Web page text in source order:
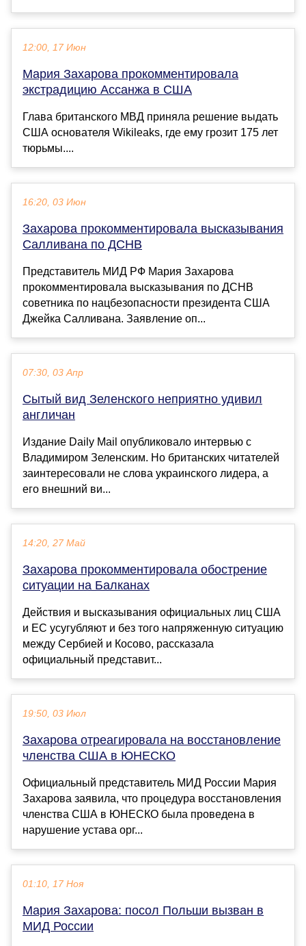
12:00, 17 Июн
Мария Захарова прокомментировала
экстрадицию Ассанжа в США
Глава британского МВД приняла решение выдать
США основателя Wikileaks, где ему грозит 175 лет
тюрьмы....
16:20, 03 Июн
Захарова прокомментировала высказывания
Салливана по ДСНВ
Представитель МИД РФ Мария Захарова
прокомментировала высказывания по ДСНВ
советника по нацбезопасности президента США
Джейка Салливана. Заявление оп...
07:30, 03 Апр
Сытый вид Зеленского неприятно удивил
англичан
Издание Daily Mail опубликовало интервью с
Владимиром Зеленским. Но британских читателей
заинтересовали не слова украинского лидера, а
его внешний ви...
14:20, 27 Май
Захарова прокомментировала обострение
ситуации на Балканах
Действия и высказывания официальных лиц США
и ЕС усугубляют и без того напряженную ситуацию
между Сербией и Косово, рассказала
официальный представит...
19:50, 03 Июл
Захарова отреагировала на восстановление
членства США в ЮНЕСКО
Официальный представитель МИД России Мария
Захарова заявила, что процедура восстановления
членства США в ЮНЕСКО была проведена в
нарушение устава орг...
01:10, 17 Ноя
Мария Захарова: посол Польши вызван в
МИД России